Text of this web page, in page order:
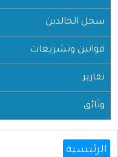
سجل الخالدين
قوانين وتشريعات
تقارير
وثائق
الرئيسية